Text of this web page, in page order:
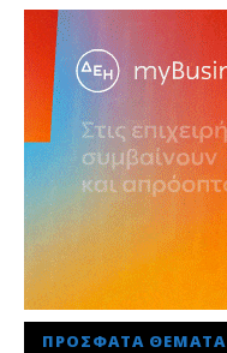
ΠΡΌΣΦΑΤΑ ΘΈΜΑΤΑ